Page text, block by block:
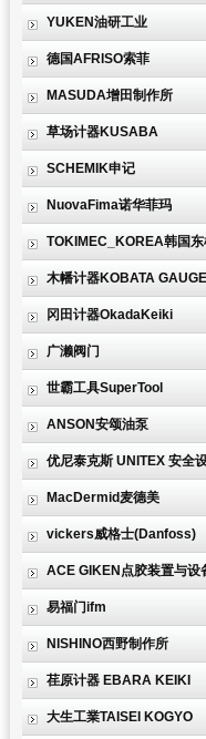
YUKEN油研工业
德国AFRISO索菲
MASUDA增田制作所
草场计器KUSABA
SCHEMIK申记
NuovaFima诺华菲玛
TOKIMEC_KOREA韩国
木幡计器KOBATA GAUGE
冈田计器OkadaKeiki
广濑阀门
世霸工具SuperTool
ANSON安颂油泵
优尼泰克斯 UNITEX 安全
MacDermid麦德美
vickers威格士(Danfoss)
ACE GIKEN点胶装置与设
易福门ifm
NISHINO西野制作所
荏原计器 EBARA KEIKI
大生工業TAISEI KOGYO